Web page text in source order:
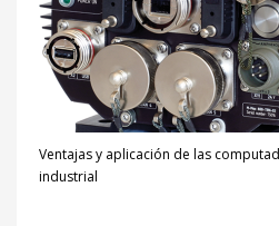
Ventajas y aplicación de las
industrial